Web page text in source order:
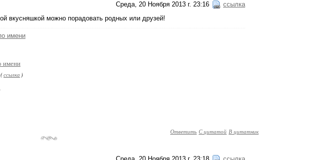
Среда, 20 Ноября 2013 г. 23:16 ссылка
вкусняшкой можно порадовать родных или друзей!
имени
имени
ссылка )
Ответить С цитатой В цитатник